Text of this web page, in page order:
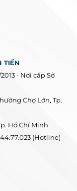
TIẾN
- Nơi cấp Sở
Chợ Lớn, Tp.
Hồ Chí Minh
(Hotline)